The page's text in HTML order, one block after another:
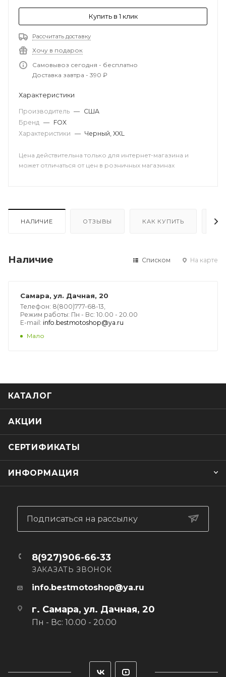
Купить в 1 клик
Рассчитать доставку
Хочу в подарок
Самовывоз сегодня - бесплатно
Доставка завтра - 390 ₽
Характеристики
Производитель — США
Бренд — FOX
Характеристики — Черный, XXL
Цена действительна только для интернет-магазина и
может отличаться от цен в розничных магазинах
НАЛИЧИЕ ОТЗЫВЫ КАК КУПИТЬ
Наличие Списком На карте
Самара, ул. Дачная, 20
Телефон: 8(800)777-68-13,
Режим работы: Пн - Вс: 10.00 - 20.00
E-mail: info.bestmotoshop@ya.ru
Мало
КАТАЛОГ
АКЦИИ
СЕРТИФИКАТЫ
ИНФОРМАЦИЯ
г. Самара, ул. Дачная, 20
Пн - Вс: 10.00 - 20.00
Подписаться на рассылку
8(927)906-66-33
ЗАКАЗАТЬ ЗВОНОК
info.bestmotoshop@ya.ru